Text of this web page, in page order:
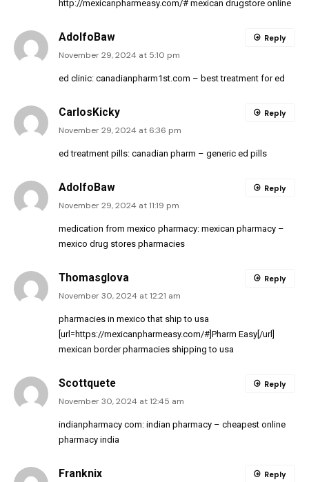
http://mexicanpharmeasy.com/# mexican drugstore online
AdolfoBaw
November 29, 2024 at 5:10 pm
ed clinic: canadianpharm1st.com – best treatment for ed
Reply
CarlosKicky
November 29, 2024 at 6:36 pm
ed treatment pills: canadian pharm – generic ed pills
Reply
AdolfoBaw
November 29, 2024 at 11:19 pm
medication from mexico pharmacy: mexican pharmacy –
mexico drug stores pharmacies
Reply
Thomasglova
November 30, 2024 at 12:21 am
pharmacies in mexico that ship to usa
[url=https://mexicanpharmeasy.com/#]Pharm Easy[/url]
mexican border pharmacies shipping to usa
Reply
Scottquete
November 30, 2024 at 12:45 am
indianpharmacy com: indian pharmacy – cheapest online
pharmacy india
Reply
Franknix Reply